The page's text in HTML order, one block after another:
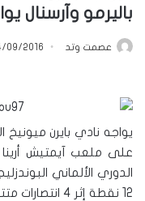
باليرمو وآرسنال
عصمت وتد 09/2016
على ملعب آيمتيش
الدوري الألماني
12 نقطة إثر 4